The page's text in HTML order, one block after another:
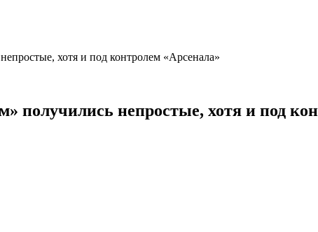
хотя и под контролем «Арсенала»
непростые, хотя и под